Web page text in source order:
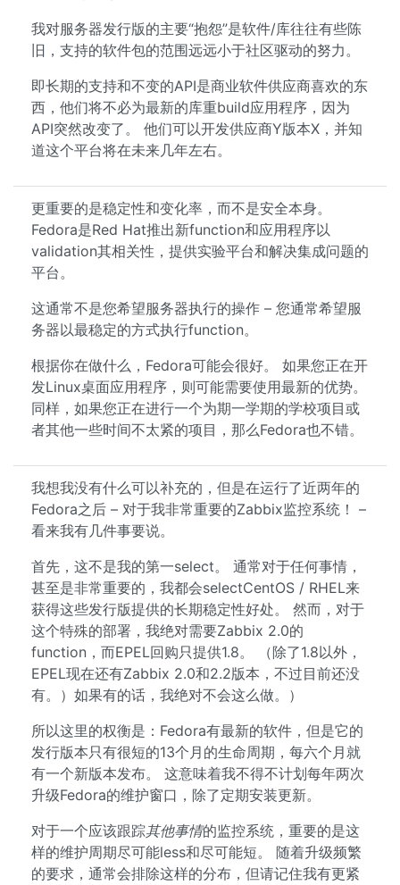
我对服务器发行版的主要“抱怨”是软件/库往往有些陈
旧，支持的软件包的范围远远小于社区驱动的努力。
即长期的支持和不变的API是商业软件供应商喜欢的东
西，他们将不必为最新的库重build应用程序，因为
API突然改变了。 他们可以开发供应商Y版本X，并知
道这个平台将在未来几年左右。
更重要的是稳定性和变化率，而不是安全本身。
Fedora是Red Hat推出新function和应用程序以
validation其相关性，提供实验平台和解决集成问题的
平台。
这通常不是您希望服务器执行的操作 – 您通常希望服
务器以最稳定的方式执行function。
根据你在做什么，Fedora可能会很好。 如果您正在开
发Linux桌面应用程序，则可能需要使用最新的优势。
同样，如果您正在进行一个为期一学期的学校项目或
者其他一些时间不太紧的项目，那么Fedora也不错。
我想我没有什么可以补充的，但是在运行了近两年的
Fedora之后 – 对于我非常重要的Zabbix监控系统！ –
看来我有几件事要说。
首先，这不是我的第一select。 通常对于任何事情，
甚至是非常重要的，我都会selectCentOS / RHEL来
获得这些发行版提供的长期稳定性好处。 然而，对于
这个特殊的部署，我绝对需要Zabbix 2.0的
function，而EPEL回购只提供1.8。 （除了1.8以外，
EPEL现在还有Zabbix 2.0和2.2版本，不过目前还没
有。）如果有的话，我绝对不会这么做。）
所以这里的权衡是：Fedora有最新的软件，但是它的
发行版本只有很短的13个月的生命周期，每六个月就
有一个新版本发布。 这意味着我不得不计划每年两次
升级Fedora的维护窗口，除了定期安装更新。
对于一个应该跟踪其他事情的监控系统，重要的是这
样的维护周期尽可能less和尽可能短。 随着升级频繁
的要求，通常会排除这样的分布，但请记住我有更紧